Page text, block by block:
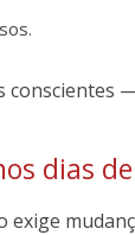
conscientes
dias